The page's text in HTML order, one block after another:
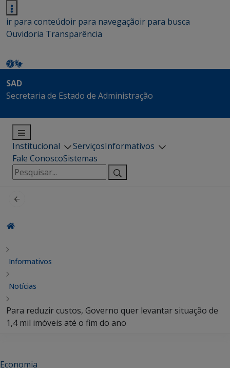
ir para conteúdoir para navegaçãoir para busca
Ouvidoria Transparência
SAD
Secretaria de Estado de Administração
Institucional ServiçosInformativos
Fale ConoscoSistemas
Pesquisar
por:
Informativos
Notícias
Para reduzir custos, Governo quer levantar situação de
1,4 mil imóveis até o fim do ano
Economia